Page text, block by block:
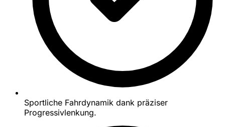
Sportliche Fahrdynamik dank präziser
Progressivlenkung.